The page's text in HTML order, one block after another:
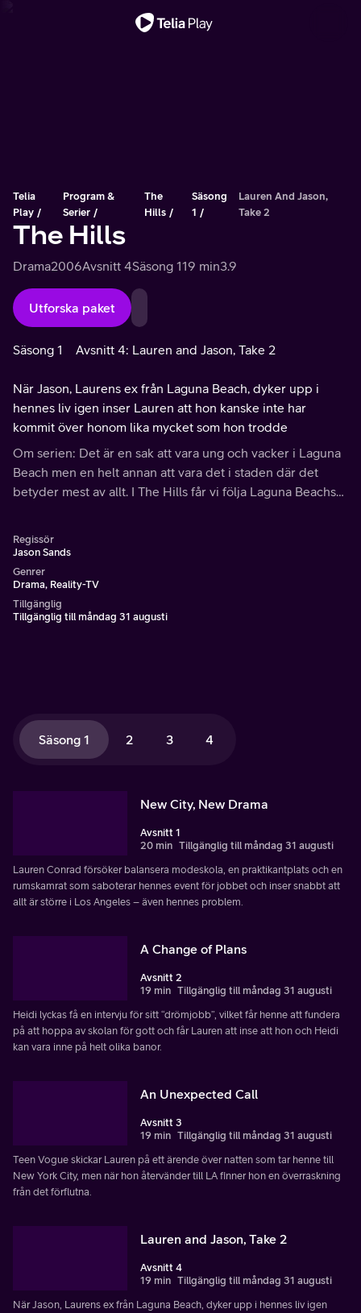
Telia
Play
Program &
Serier
The
Hills
Säsong
1
Lauren And Jason,
Take 2
The Hills
Drama2006Avsnitt 4Säsong 119 min3.9
Utforska paket
Säsong 1 Avsnitt 4: Lauren and Jason, Take 2
När Jason, Laurens ex från Laguna Beach, dyker upp i
hennes liv igen inser Lauren att hon kanske inte har
kommit över honom lika mycket som hon trodde
Om serien: Det är en sak att vara ung och vacker i Laguna
Beach men en helt annan att vara det i staden där det
betyder mest av allt. I The Hills får vi följa Laguna Beachs
Regissör
Jason Sands
Genrer
Drama, Reality-TV
Tillgänglig
Tillgänglig till måndag 31 augusti
Säsong 1 2 3 4
New City, New Drama
Avsnitt 1
20 min Tillgänglig till måndag 31 augusti
Lauren Conrad försöker balansera modeskola, en praktikantplats och en
rumskamrat som saboterar hennes event för jobbet och inser snabbt att
allt är större i Los Angeles – även hennes problem.
A Change of Plans
Avsnitt 2
19 min Tillgänglig till måndag 31 augusti
Heidi lyckas få en intervju för sitt “drömjobb”, vilket får henne att fundera
på att hoppa av skolan för gott och får Lauren att inse att hon och Heidi
kan vara inne på helt olika banor.
An Unexpected Call
Avsnitt 3
19 min Tillgänglig till måndag 31 augusti
Teen Vogue skickar Lauren på ett ärende över natten som tar henne till
New York City, men när hon återvänder till LA finner hon en överraskning
från det förflutna.
Lauren and Jason, Take 2
Avsnitt 4
19 min Tillgänglig till måndag 31 augusti
När Jason, Laurens ex från Laguna Beach, dyker upp i hennes liv igen